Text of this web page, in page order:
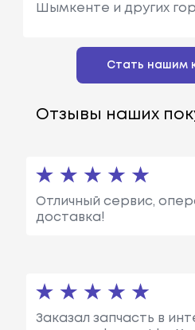
Шымкенте и других
Стать нашим
Отзывы наших
Отличный сервис,
доставка!
Заказал запчасть в